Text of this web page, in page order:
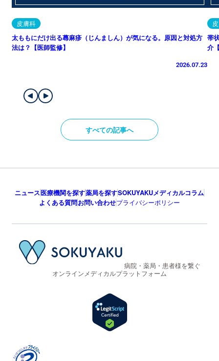
皮膚科
太ももにだけ出る蕁麻疹（じんましん）が気になる。原因と対処方
法は？【医師監修】
2026.07.23
帯
介
すべての記事へ
ニュース医療機関を探す薬局を探すSOKUYAKUメディカルコラム
よくある質問お問い合わせプライバシーポリシー
病院・薬局・患者様を繋ぐ
オンラインメディカルプラットフォーム